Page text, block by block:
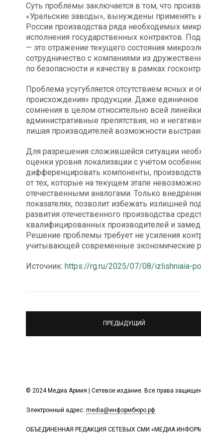
Суть проблемы заключается в том, что
«Уральские заводы», вынуждены применять
России производства ряда необходимых
исполнения государственных контрактов.
— это отражение текущего состояния
сотрудничество с компаниями из
по безопасности и качеству в рамках
Проблема усугубляется отсутствием ясных
происхождения» продукции. Даже единичное
сомнения в целом относительно всей
административные препятствия, но и
лишая производителей возможности
Для разрешения сложившейся ситуации
оценки уровня локализации с учётом
дифференцировать компоненты,
от тех, которые на текущем этапе
отечественными аналогами. Только
показателях, позволит избежать излишней
развития отечественного производства
квалифицированных производителей и
Решение проблемы требует не усиления
учитывающей современные экономические
Источник: https://rg.ru/2025/07/08/izlishniaia-
ПРЕДЫДУЩИЙ
© 2024 Медиа Армия | Сетевое издание. Все права
Электронный адрес: media@информбюро.рф
ОБЪЕДИНЕННАЯ РЕДАКЦИЯ СЕТЕВЫХ СМИ «МЕДИА